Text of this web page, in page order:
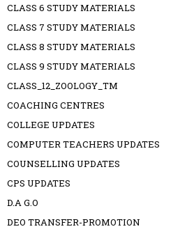
CLASS 6 STUDY MATERIALS
CLASS 7 STUDY MATERIALS
CLASS 8 STUDY MATERIALS
CLASS 9 STUDY MATERIALS
CLASS_12_ZOOLOGY_TM
COACHING CENTRES
COLLEGE UPDATES
COMPUTER TEACHERS UPDATES
COUNSELLING UPDATES
CPS UPDATES
D.A G.O
DEO TRANSFER-PROMOTION